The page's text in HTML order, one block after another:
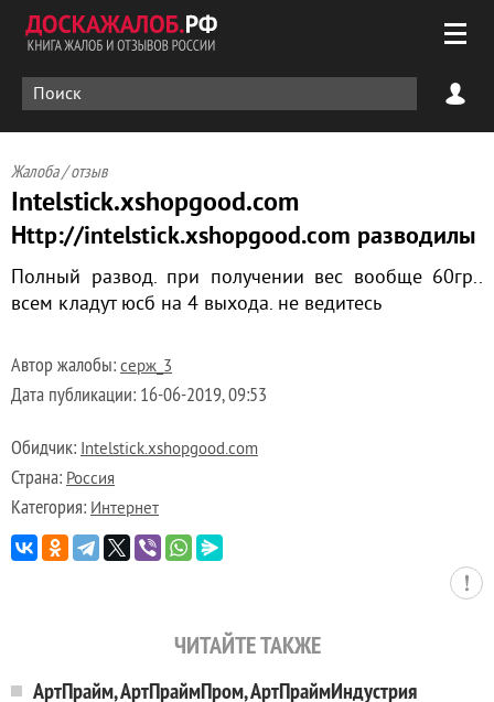
Жалоба / отзыв
Intelstick.xshopgood.com
Http://intelstick.xshopgood.com разводилы
Полный развод. при получении вес вообще 60гр..
всем кладут юсб на 4 выхода. не ведитесь
Автор жалобы: серж_3
Дата публикации: 16-06-2019, 09:53
Обидчик: Intelstick.xshopgood.com
Страна: Россия
Категория: Интернет
ЧИТАЙТЕ ТАКЖЕ
АртПрайм, АртПраймПром, АртПраймИндустрия